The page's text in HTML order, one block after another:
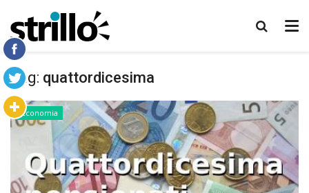
Tag: quattordicesima
Economia